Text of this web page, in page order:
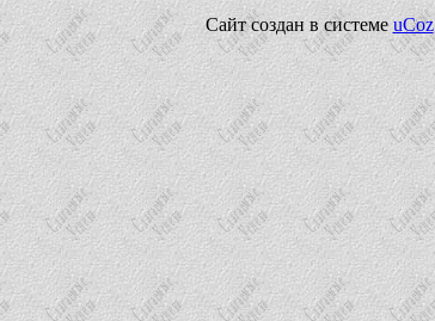
Сайт создан в системеuCoz